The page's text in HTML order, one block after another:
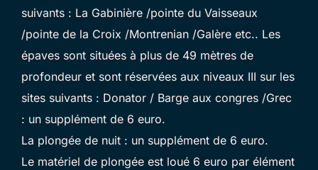
suivants : La Gabinière /pointe du Vaisseaux
/pointe de la Croix /Montrenian /Galère etc.. Les
épaves sont situées à plus de 49 mètres de
profondeur et sont réservées aux niveaux III sur les
sites suivants : Donator / Barge aux congres /Grec
: un supplément de 6 euro.
La plongée de nuit : un supplément de 6 euro.
Le matériel de plongée est loué 6 euro par élément